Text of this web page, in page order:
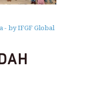
by IFGF Global